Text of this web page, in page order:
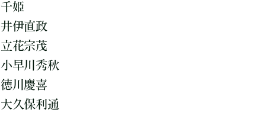
千姫
井伊直政
立花宗茂
小早川秀秋
徳川慶喜
大久保利通